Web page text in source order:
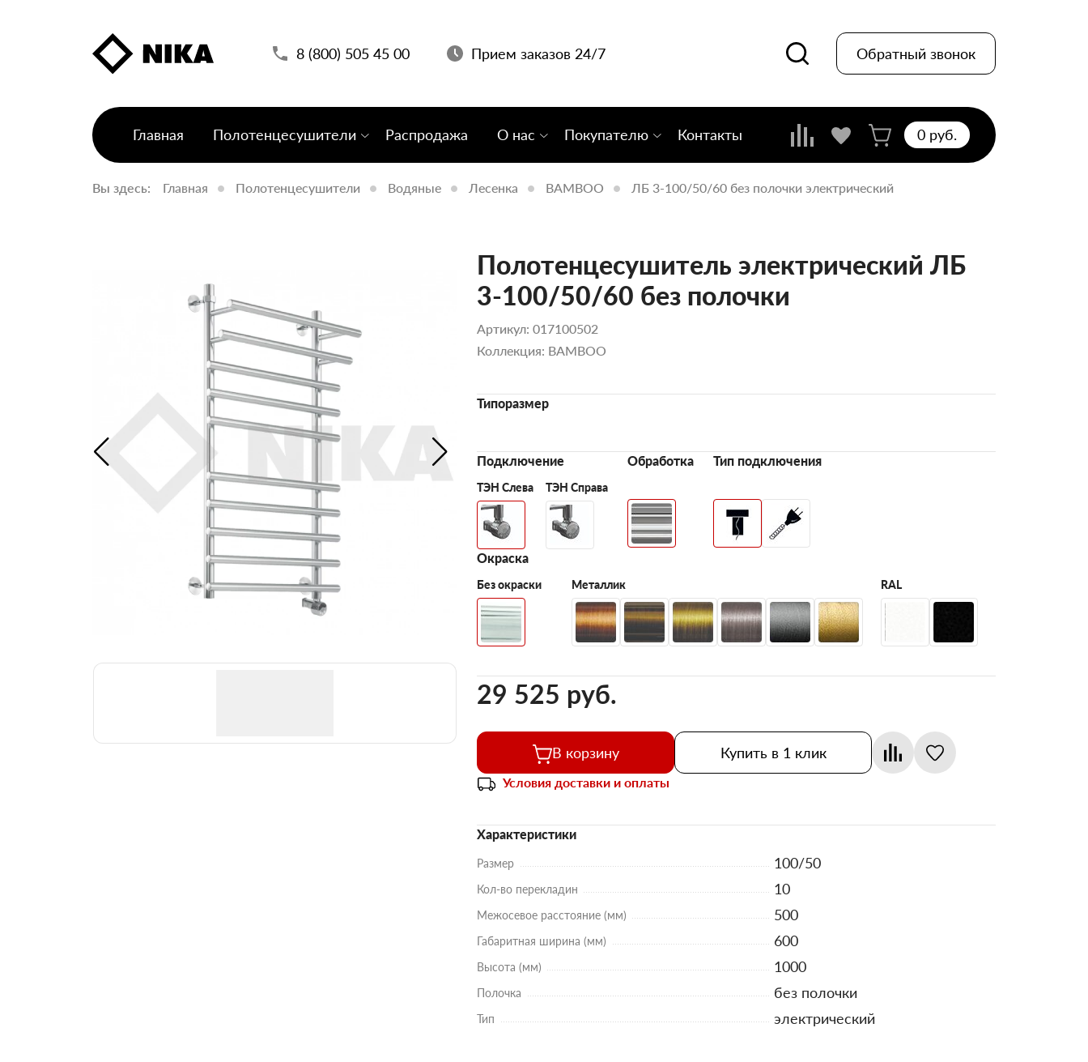
8 (800) 505 45 00 Прием заказов 24/7 Обратный звонок
Главная Полотенцесушители Распродажа О нас Покупателю Контакты 0 pуб.
Вы здесь: Главная Полотенцесушители Водяные Лесенка BAMBOO ЛБ 3-100/50/60 без полочки электрический
Полотенцесушитель электрический ЛБ
3-100/50/60 без полочки
Артикул: 017100502
Коллекция: BAMBOO
Типоразмер
Подключение
ТЭН Слева ТЭН Справа
Обработка Тип подключения
Окраска
Без окраски Металлик RAL
29 525 pуб.
В корзину Купить в 1 клик
Условия доставки и оплаты
Характеристики
Размер 100/50
Кол-во перекладин 10
Межосевое расстояние (мм) 500
Габаритная ширина (мм) 600
Высота (мм) 1000
Полочка без полочки
Тип электрический